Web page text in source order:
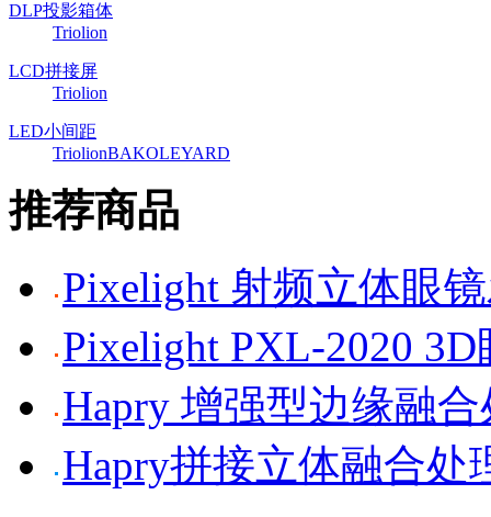
DLP投影箱体
Triolion
LCD拼接屏
Triolion
LED小间距
TriolionBAKOLEYARD
推荐商品
Pixelight 射频立体眼
Pixelight PXL-2020 3D
Hapry 增强型边缘融
Hapry拼接立体融合处